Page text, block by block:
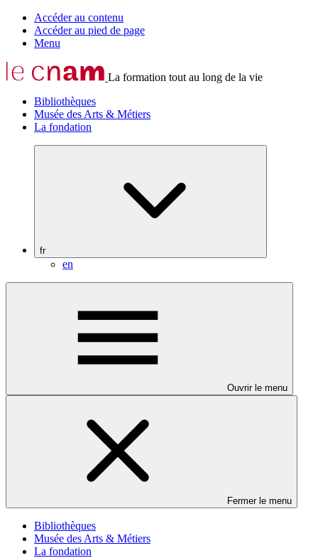
Accéder au contenu
Accéder au pied de page
Menu
La formation tout au long de la vie
Bibliothèques
Musée des Arts & Métiers
La fondation
fr
en
Ouvrir le menu
Fermer le menu
Bibliothèques
Musée des Arts & Métiers
La fondation